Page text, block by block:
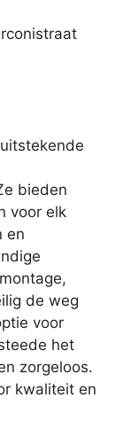
bieden
voor elk
en
de weg
voor
het
zorgeloos.
kwaliteit en